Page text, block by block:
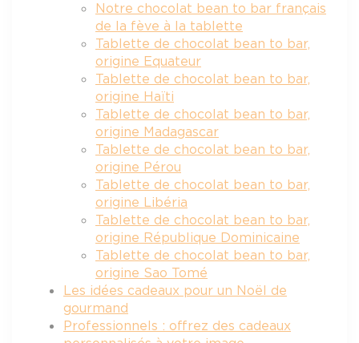
Notre chocolat bean to bar français
de la fève à la tablette
Tablette de chocolat bean to bar,
origine Equateur
Tablette de chocolat bean to bar,
origine Haïti
Tablette de chocolat bean to bar,
origine Madagascar
Tablette de chocolat bean to bar,
origine Pérou
Tablette de chocolat bean to bar,
origine Libéria
Tablette de chocolat bean to bar,
origine République Dominicaine
Tablette de chocolat bean to bar,
origine Sao Tomé
Les idées cadeaux pour un Noël de
gourmand
Professionnels : offrez des cadeaux